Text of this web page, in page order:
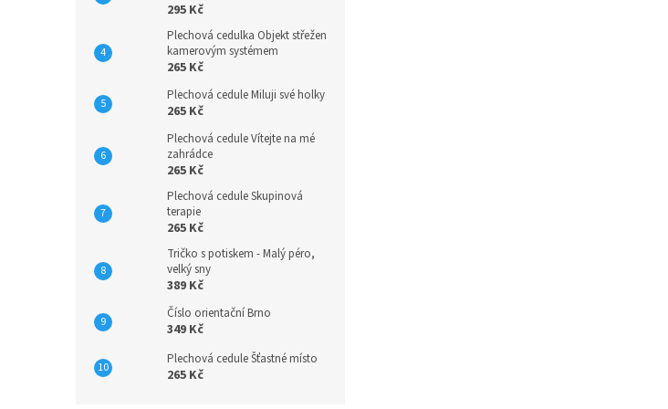
295 Kč
Plechová cedulka Objekt střežen
kamerovým systémem
265 Kč
Plechová cedule Miluji své holky
265 Kč
Plechová cedule Vítejte na mé
zahrádce
265 Kč
Plechová cedule Skupinová
terapie
265 Kč
Tričko s potiskem - Malý péro,
velký sny
389 Kč
Číslo orientační Brno
349 Kč
Plechová cedule Šťastné místo
265 Kč